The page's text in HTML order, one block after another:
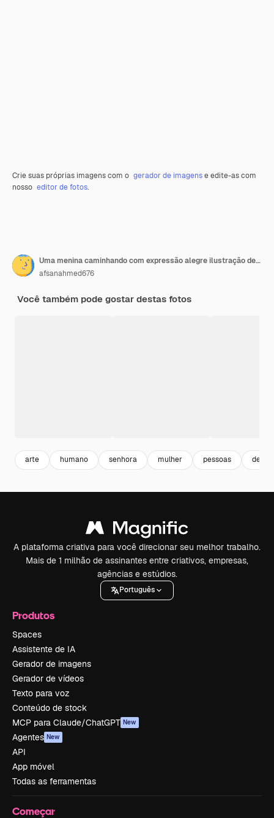
Crie suas próprias imagens com o gerador de imagense edite-as com
nosso editor de fotos.
Uma menina caminhando com expressão alegre ilustração de clip art em fundo branco
afsanahmed676
Você também pode gostar destas fotos
arte humano senhora mulher pessoas
A plataforma criativa para você direcionar seu melhor trabalho.
Mais de 1 milhão de assinantes entre criativos, empresas,
agências e estúdios.
Português
Produtos
Spaces
Assistente de IA
Gerador de imagens
Gerador de vídeos
Texto para voz
Conteúdo de stock
MCP para Claude/ChatGPT New
Agentes New
API
App móvel
Todas as ferramentas
Começar